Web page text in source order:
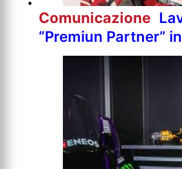
Comunicazione
“Premiun Partner”